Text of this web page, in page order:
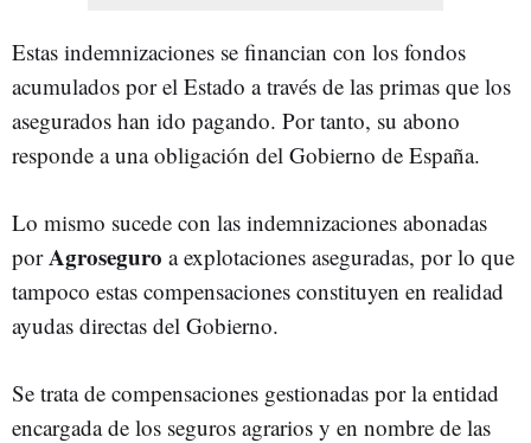
Estas indemnizaciones se financian con los fondos
acumulados por el Estado a través de las primas que los
asegurados han ido pagando. Por tanto, su abono
responde a una obligación del Gobierno de España.
Lo mismo sucede con las indemnizaciones abonadas
porAgroseguro a explotaciones aseguradas, por lo que
tampoco estas compensaciones constituyen en realidad
ayudas directas del Gobierno.
Se trata de compensaciones gestionadas por la entidad
encargada de los seguros agrarios y en nombre de las